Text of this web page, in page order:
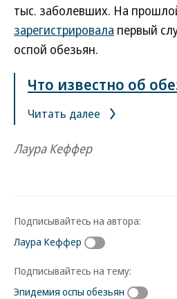
тыс. заболевших. На
зарегистрировала первый
оспой обезьян.
Что известно об
Читать далее
Лаура Кеффер
Подписывайтесь на автора:
Лаура Кеффер
Подписывайтесь на тему:
Эпидемия оспы обезьян